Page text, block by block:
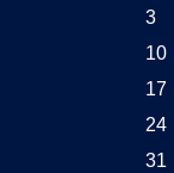
3
10
17
24
31